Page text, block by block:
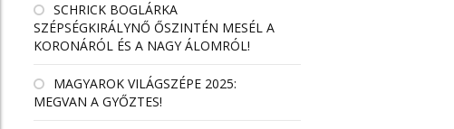
SCHRICK BOGLÁRKA
SZÉPSÉGKIRÁLYNŐ ŐSZINTÉN MESÉL A
KORONÁRÓL ÉS A NAGY ÁLOMRÓL!
MAGYAROK VILÁGSZÉPE 2025:
MEGVAN A GYŐZTES!